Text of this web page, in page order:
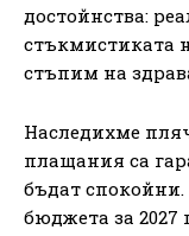
достойнства:
стъкмистиката
стъпим на
Наследихме
плащания са
бъдат спокойни.
бюджета за 2027